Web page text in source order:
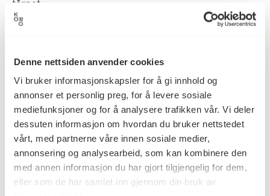
Denne nettsiden anvender cookies
Vi bruker informasjonskapsler for å gi innhold og
annonser et personlig preg, for å levere sosiale
mediefunksjoner og for å analysere trafikken vår. Vi deler
dessuten informasjon om hvordan du bruker nettstedet
vårt, med partnerne våre innen sosiale medier,
annonsering og analysearbeid, som kan kombinere den
med annen informasjon du har gjort tilgjengelig for dem,
eller som de har samlet inn gjennom din bruk av
tårnet.
Oslo rådhus ble bygget som et samlingssted for
fellesskapet. Kunsten fikk en sentral rolle da
rådhuset ble bygget, og alle offentlige rom
innendørs, fasader og plasser rundt bygget er rikt
utsmykket. Verkene forteller om grunnlov og
nasjonsbygging, menneskerettigheter og
ytringsfrihet selv om både kunstnerne og temaene
de behandlet strengt tatt var valgt av
oppdragsgiverne. Også klokkene i østre tårn og
kunstneratelierene i vestre tårn understreker